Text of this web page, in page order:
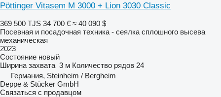
Pöttinger Vitasem M 3000 + Lion 3030 Classic
369 500 TJS 34 700 € ≈ 40 090 $
Посевная и посадочная техника - сеялка сплошного высева
механическая
2023
Состояние новый
Ширина захвата 3 м Количество рядов 24
Германия, Steinheim / Bergheim
Deppe & Stücker GmbH
Связаться с продавцом